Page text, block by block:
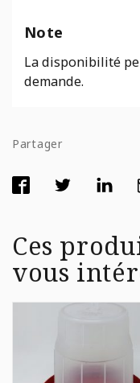
Note
La disponibilité
demande.
Partager
Ces
vous